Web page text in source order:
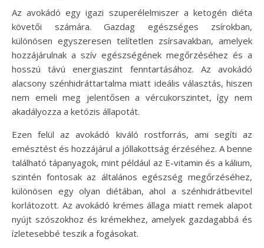
Az avokádó egy igazi szuperélelmiszer a ketogén diéta
követői számára. Gazdag egészséges zsírokban,
különösen egyszeresen telítetlen zsírsavakban, amelyek
hozzájárulnak a szív egészségének megőrzéséhez és a
hosszú távú energiaszint fenntartásához. Az avokádó
alacsony szénhidráttartalma miatt ideális választás, hiszen
nem emeli meg jelentősen a vércukorszintet, így nem
akadályozza a ketózis állapotát.
Ezen felül az avokádó kiváló rostforrás, ami segíti az
emésztést és hozzájárul a jóllakottság érzéséhez. A benne
található tápanyagok, mint például az E-vitamin és a kálium,
szintén fontosak az általános egészség megőrzéséhez,
különösen egy olyan diétában, ahol a szénhidrátbevitel
korlátozott. Az avokádó krémes állaga miatt remek alapot
nyújt szószokhoz és krémekhez, amelyek gazdagabbá és
ízletesebbé teszik a fogásokat.